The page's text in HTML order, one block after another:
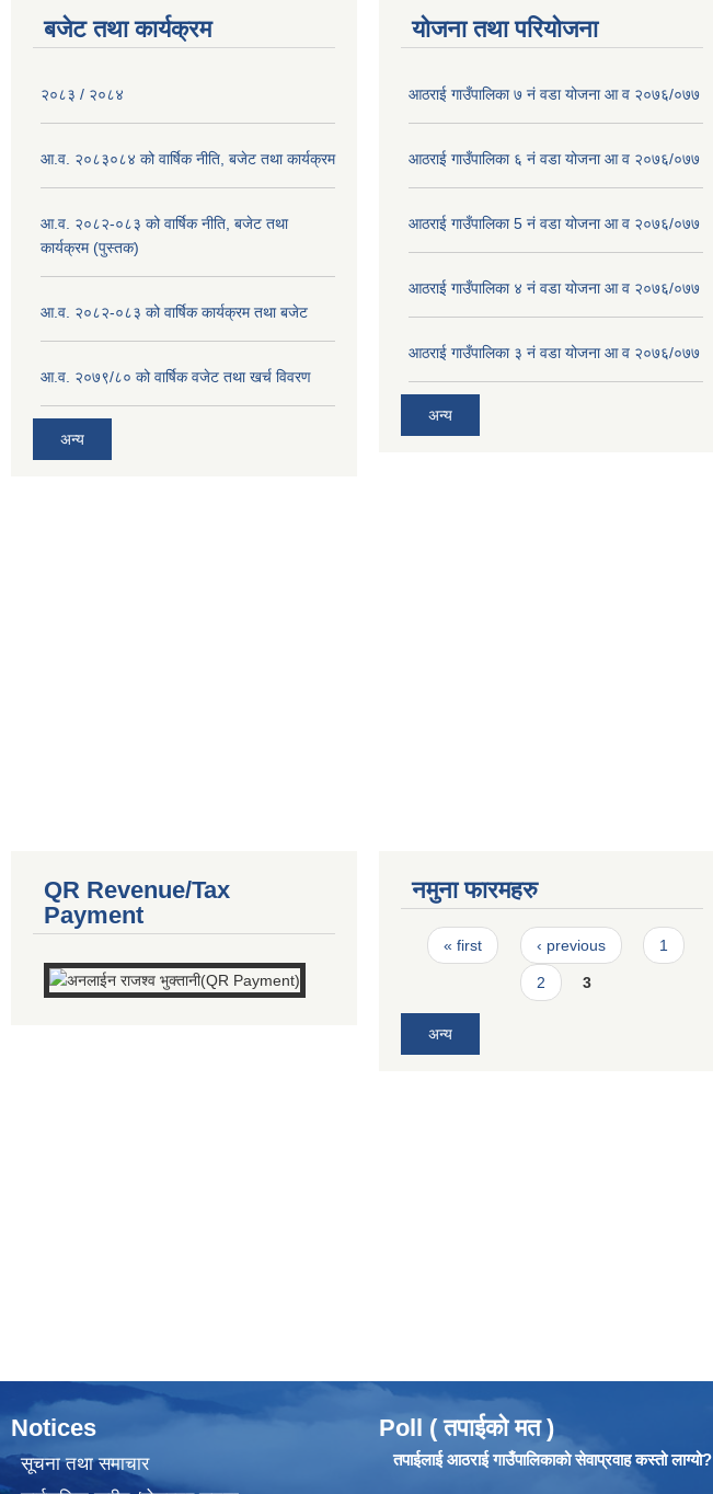
बजेट तथा कार्यक्रम
२०८३ / २०८४
आ.व. २०८३०८४ को वार्षिक नीति, बजेट तथा कार्यक्रम
आ.व. २०८२-०८३ को वार्षिक नीति, बजेट तथा
कार्यक्रम (पुस्तक)
आ.व. २०८२-०८३ को वार्षिक कार्यक्रम तथा बजेट
आ.व. २०७९/८० को वार्षिक वजेट तथा खर्च विवरण
अन्य
योजना तथा परियोजना
आठराई गाउँपालिका ७ नं वडा योजना आ व २०७६/०७७
आठराई गाउँपालिका ६ नं वडा योजना आ व २०७६/०७७
आठराई गाउँपालिका 5 नं वडा योजना आ व २०७६/०७७
आठराई गाउँपालिका ४ नं वडा योजना आ व २०७६/०७७
आठराई गाउँपालिका ३ नं वडा योजना आ व २०७६/०७७
अन्य
QR Revenue/Tax
Payment
नमुना फारमहरु
Pages
« first ‹ previous 1
2 3
अन्य
Notices
सूचना तथा समाचार
Poll ( तपाईको मत )
तपाईलाई आठराई गाउँपालिकाको सेवाप्रवाह कस्तो लाग्यो?